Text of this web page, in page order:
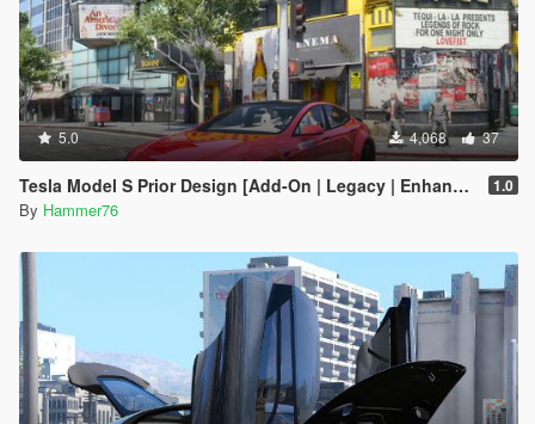
5.0 4,068 37
Tesla Model S Prior Design [Add-On | Legacy | Enhanced] 1.0
By Hammer76